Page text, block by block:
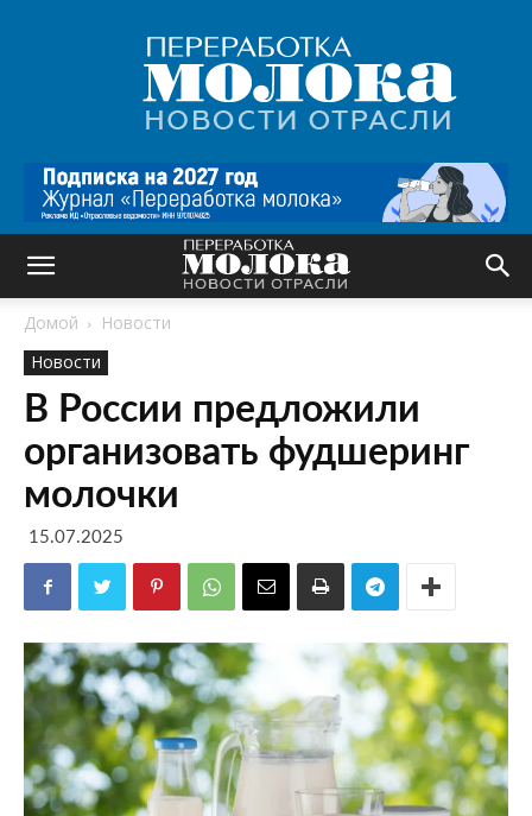
Переработка
молока
|
Новости
Домой
Новости
Новости
В России предложили
организовать фудшеринг
молочки
15.07.2025